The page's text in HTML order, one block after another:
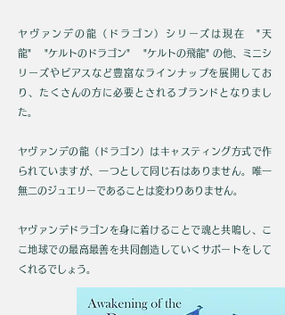
ヤヴァンデの龍（ドラゴン）シリーズは現在"天
龍" "ケルトのドラゴン" "ケルトの飛龍" の他、 ミニシ
リーズやピアスなど豊富なラインナップを展開してお
り、たくさんの方に必要とされる ブランドとなりまし
た。
ヤヴァンデの龍（ドラゴン）はキャスティング方式で作
られていますが、一つとして同じ石はありません。
唯一
無二のジュエリーであることは変わりありません。
ヤヴァンデドラゴンを身に着けることで魂と共鳴し、 こ
こ地球での最高最善を共同創造していく サポートを して
くれるでしょう。